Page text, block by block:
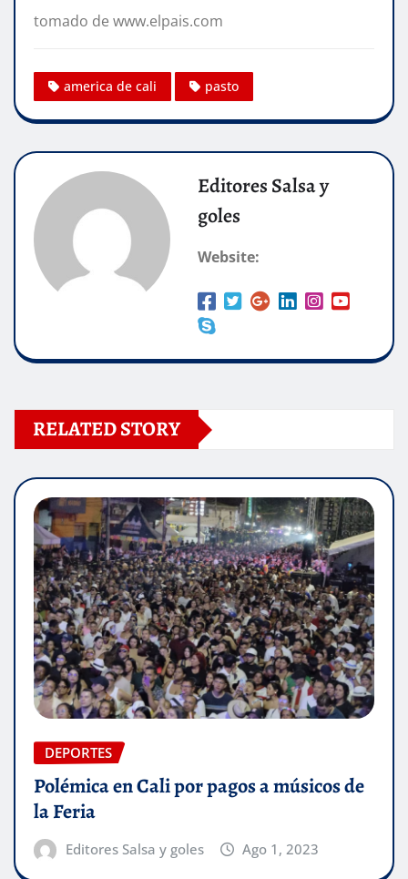
tomado de www.elpais.com
america de cali pasto
Editores Salsa y
goles
Website:
RELATED STORY
DEPORTES
Polémica en Cali por pagos a músicos de
la Feria
Editores Salsa y goles Ago 1, 2023